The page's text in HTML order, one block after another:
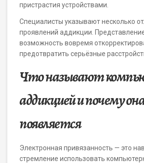
пристрастия устройствами.
Специалисты указывают несколько
проявлений аддикции.
возможность вовремя
предотвратить серьёзные
Что называют
аддикцией и почему
появляется
Электронная привязанность — это
стремление использовать